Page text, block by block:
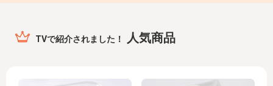
TVで紹介されました！ 人気商品